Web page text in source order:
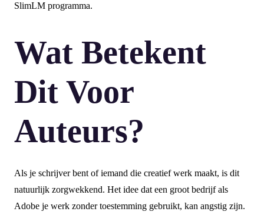
SlimLM programma.
Wat Betekent
Dit Voor
Auteurs?
Als je schrijver bent of iemand die creatief werk maakt, is dit
natuurlijk zorgwekkend. Het idee dat een groot bedrijf als
Adobe je werk zonder toestemming gebruikt, kan angstig zijn.